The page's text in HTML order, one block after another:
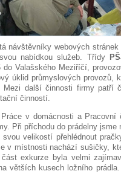
návštěvníky webových
nabídkou služeb. Třídy
do Valašského Meziříčí,
úklid průmyslových provozů,
Mezi další činnosti firmy patří
činností.
v domácnosti a Pracovní
Při příchodu do prádelny
velikostí přehlédnout
v místnosti nachází sušičky,
část exkurze byla velmi
větších kusech ložního